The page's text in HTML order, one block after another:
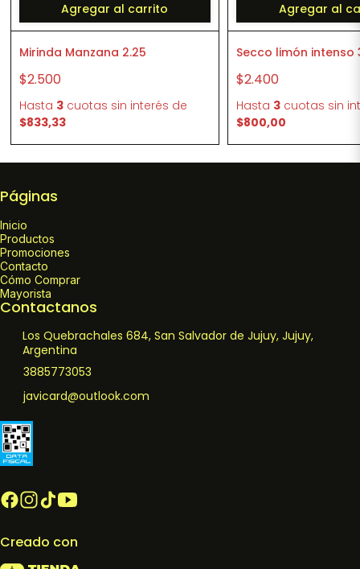
Agregar al carrito
Mirinda Manzana 2.25
$2.500
Hasta 3cuotas sin interés de
$833,33
Agregar al
Secco limón intenso
$2.400
Hasta 3 cuotas sin
$800,00
Páginas
Inicio
Productos
Promociones
Contacto
Cómo Comprar
Mayorista
Contactanos
Los Quebrachales 684, San Salvador de Jujuy, Jujuy,
Argentina
3885773053
javicard@outlook.com
Creado con